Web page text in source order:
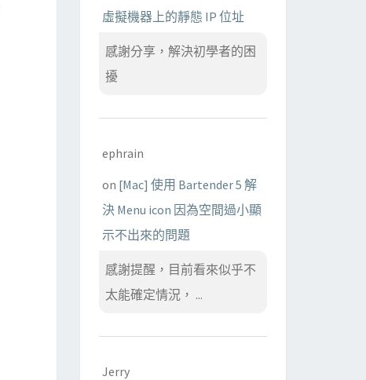
虛擬機器上的靜態 IP 位址
感謝分享，解決初學者的困
擾
ephrain
on [Mac] 使用 Bartender 5 解
決 Menu icon 因為空間過小顯
示不出來的問題
感謝提醒，目前看來似乎不
太能確定情況， ...
Jerry